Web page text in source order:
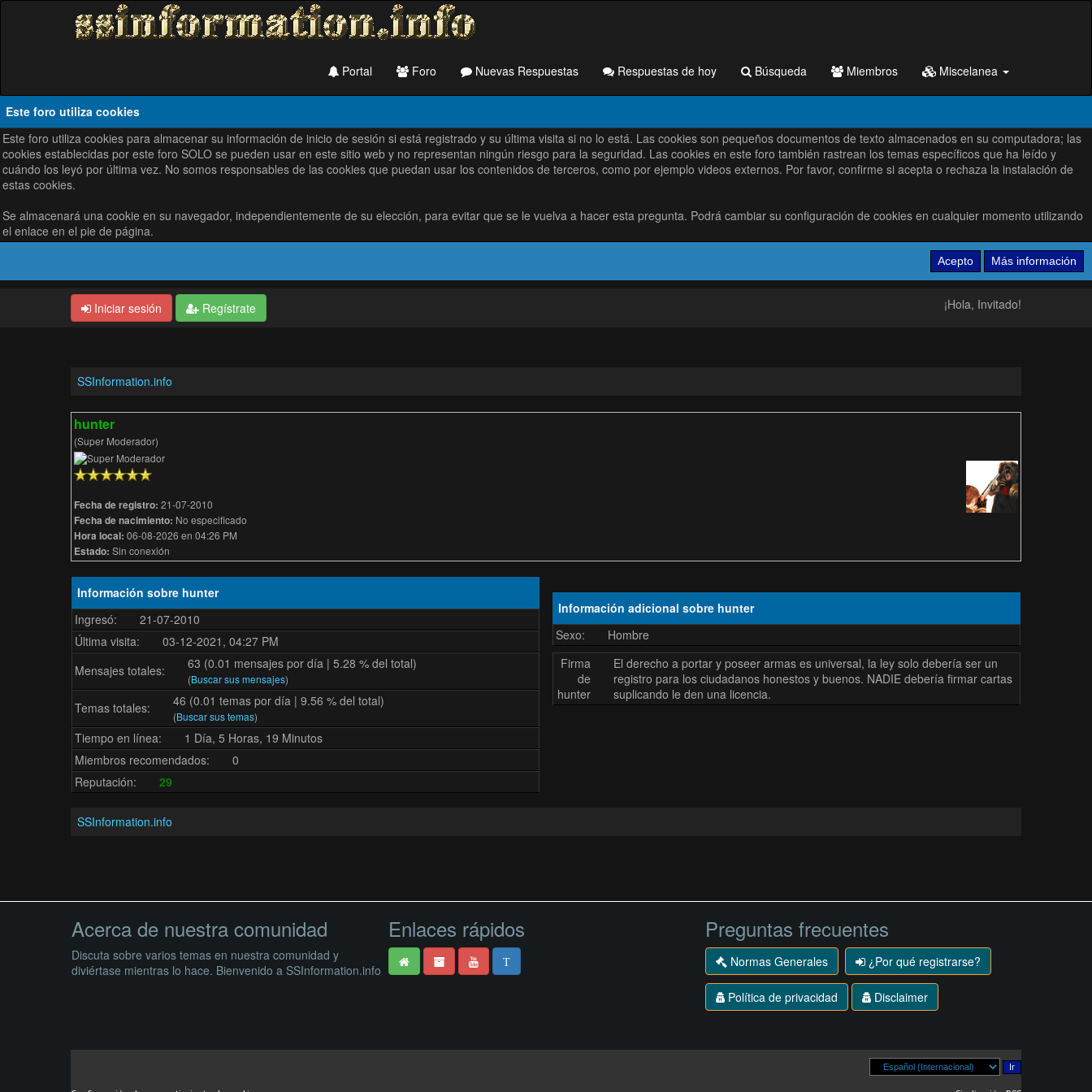
Portal Foro Nuevas Respuestas Respuestas de hoy Búsqueda Miembros Miscelanea
Este foro utiliza cookies
Este foro utiliza cookies para almacenar su información de inicio de sesión si está registrado y su última visita si no lo está. Las cookies son pequeños documentos de texto almacenados en su computadora; las
cookies establecidas por este foro SOLO se pueden usar en este sitio web y no representan ningún riesgo para la seguridad. Las cookies en este foro también rastrean los temas específicos que ha leído y
cuándo los leyó por última vez. No somos responsables de las cookies que puedan usar los contenidos de terceros, como por ejemplo videos externos. Por favor, confirme si acepta o rechaza la instalación de
estas cookies.
Se almacenará una cookie en su navegador, independientemente de su elección, para evitar que se le vuelva a hacer esta pregunta. Podrá cambiar su configuración de cookies en cualquier momento utilizando
el enlace en el pie de página.
Iniciar sesión Regístrate ¡Hola, Invitado!
SSInformation.info
hunter
(Super Moderador)
Fecha de registro: 21-07-2010
Fecha de nacimiento: No especificado
Hora local: 06-08-2026 en 04:26 PM
Estado: Sin conexión
Información sobre hunter
Ingresó:
21-07-2010
Última visita:
03-12-2021, 04:27 PM
Mensajes totales:
63 (0.01 mensajes por día | 5.28 % del total)
(Buscar sus mensajes)
Temas totales: 46 (0.01 temas por día | 9.56 % del total)
(Buscar sus temas)
Tiempo en línea:
1 Día, 5 Horas, 19 Minutos
Miembros recomendados:
0
Reputación:
29
Información adicional sobre hunter
Sexo:
Hombre
Firma
de
hunter
El derecho a portar y poseer armas es universal, la ley solo debería ser un
registro para los ciudadanos honestos y buenos. NADIE debería firmar cartas
suplicando le den una licencia.
SSInformation.info
Acerca de nuestra comunidad
Discuta sobre varios temas en nuestra comunidad y
diviértase mientras lo hace. Bienvenido a SSInformation.info
Enlaces rápidos
T
Preguntas frecuentes
Normas Generales ¿Por qué registrarse?
Política de privacidad Disclaimer